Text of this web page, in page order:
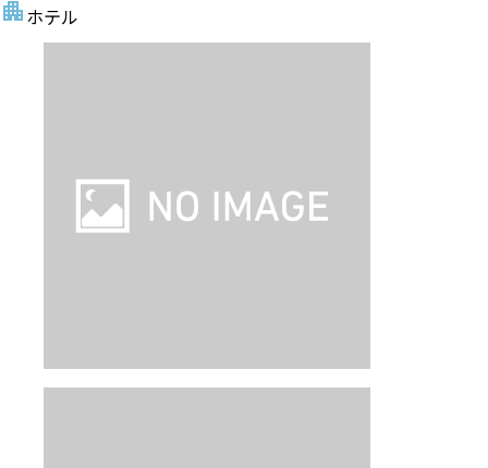
ホテル